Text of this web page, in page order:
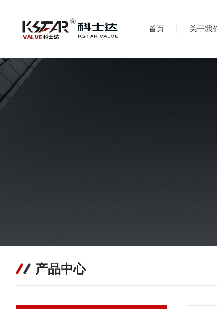
首页 关于我
产品中心